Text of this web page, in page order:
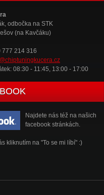
odbočka na STK
(na Kavčáku)
777 214 316
08:30 - 11:45, 13:00 - 17:00
Najdete nás též na našich
facebook stránkách.
kliknutím na "To se mi líbí" :)